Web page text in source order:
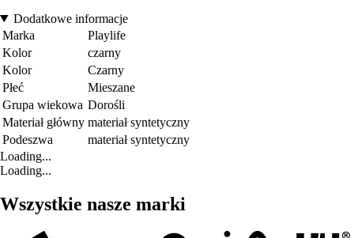
Dodatkowe informacje
Marka
Playlife
Kolor
czarny
Kolor
Czarny
Płeć
Mieszane
Grupa wiekowa Dorośli
Materiał główny materiał syntetyczny
Podeszwa
materiał syntetyczny
Loading...
Loading...
Wszystkie nasze marki